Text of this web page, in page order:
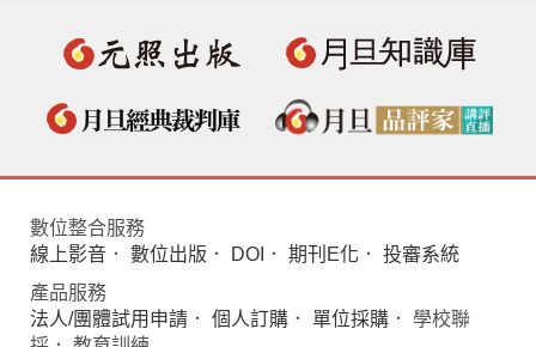
數位整合服務
線上影音 ． 數位出版 ． DOI ． 期刊E化 ． 投審系統
產品服務
法人/團體試用申請 ． 個人訂購 ． 單位採購 ． 學校聯